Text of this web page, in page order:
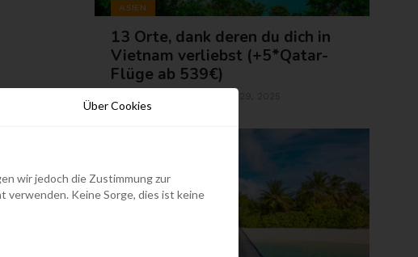
ASIEN
13 Orte, dank deren du dich in
Vietnam verliebst (+5*Qatar-
Flüge ab 539€)
Über Cookies
wir jedoch die Zustimmung zur
verwenden. Keine Sorge, dies ist keine